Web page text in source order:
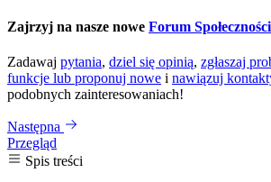
Zajrzyj na nasze nowe Forum Społeczności
Zadawaj pytania, dziel się opinią, zgłaszaj
funkcje lub proponuj nowe i nawiązuj
podobnych zainteresowaniach!
Następna
Przegląd
Spis treści